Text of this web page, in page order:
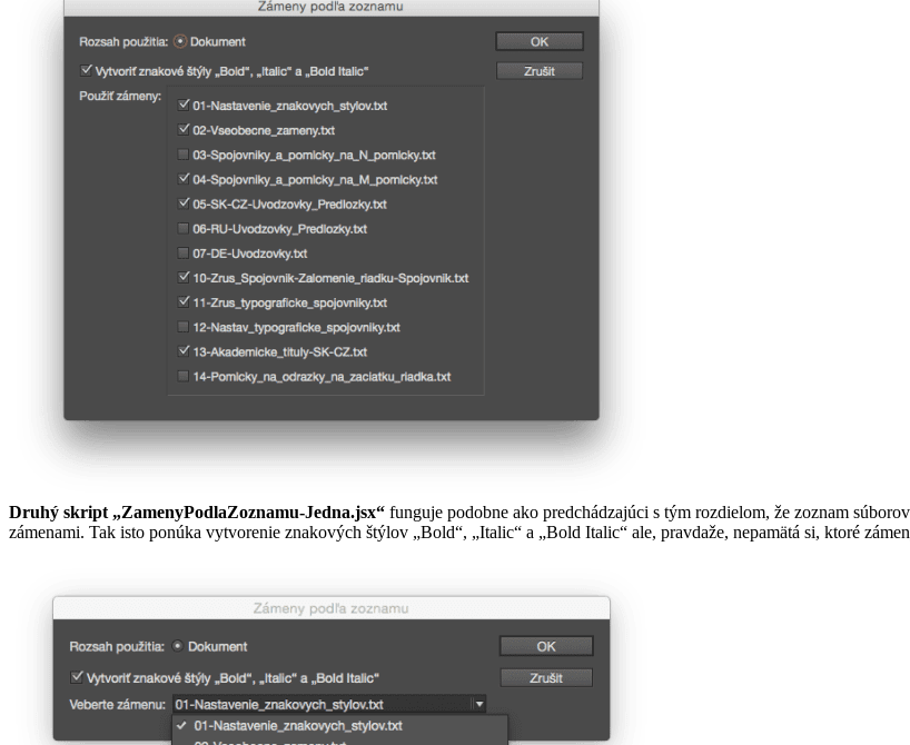
Druhý skript „ZamenyPodlaZoznamu-Jedna.jsx“ funguje podobne ako predchádzajúci s tým rozdielom, že zoznam
zámenami. Tak isto ponúka vytvorenie znakových štýlov „Bold“, „Italic“ a „Bold Italic“ ale, pravdaže, nepamätá si, ktoré